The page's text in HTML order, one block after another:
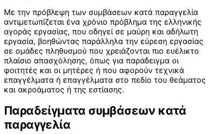
Με την πρόβλεψη των συμβάσεων κατά παραγγελία
αντιμετωπίζεται ένα χρόνιο πρόβλημα της ελληνικής
αγοράς εργασίας, που οδηγεί σε μαύρη και αδήλωτη
εργασία, βοηθώντας παράλληλα την εύρεση εργασίας
σε ομάδες πληθυσμού που χρειάζονται πιο ευέλικτο
πλαίσιο απασχόλησης, όπως για παράδειγμα οι
φοιτητές και οι μητέρες ή που αφορούν τεχνικά
επαγγέλματα ή επαγγέλματα στο πεδίο του θεάματος
και ακροάματος ή της εστίασης.
Παραδείγματα συμβάσεων κατά
παραγγελία